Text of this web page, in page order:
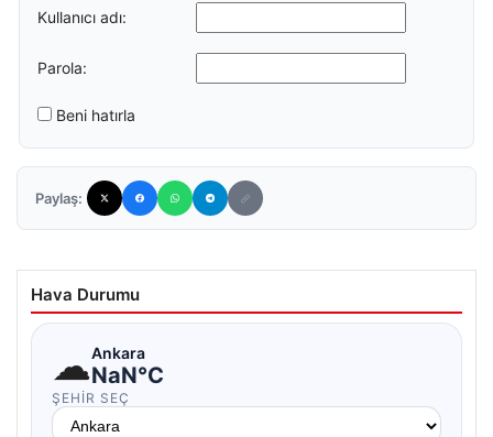
Kullanıcı adı:
Parola:
Beni hatırla
Paylaş:
Hava Durumu
☁Ankara
NaN°C
ŞEHIR SEÇ